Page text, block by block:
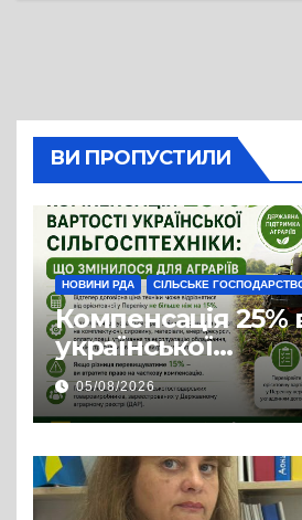
ВИ ПРОПУСТИЛИ
НОВИНИ РДА СІЛЬСЬКЕ
Компенсація 25%
української
сільгосптехніки:
змінилося для
05/08/2026